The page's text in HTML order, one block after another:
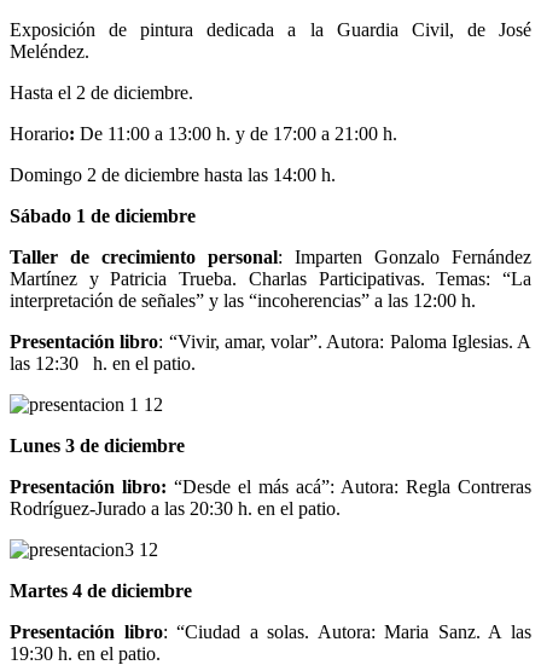
Exposición de pintura dedicada a la Guardia Civil, de José
Meléndez.
Hasta el 2 de diciembre.
Horario: De 11:00 a 13:00 h. y de 17:00 a 21:00 h.
Domingo 2 de diciembre hasta las 14:00 h.
Sábado 1 de diciembre
Taller de crecimiento personal: Imparten Gonzalo Fernández
Martínez y Patricia Trueba. Charlas Participativas. Temas: “La
interpretación de señales” y las “incoherencias” a las 12:00 h.
Presentación libro: “Vivir, amar, volar”. Autora: Paloma Iglesias. A
las 12:30 h. en el patio.
Lunes 3 de diciembre
Presentación libro: “Desde el más acá”: Autora: Regla Contreras
Rodríguez-Jurado a las 20:30 h. en el patio.
Martes 4 de diciembre
Presentación libro: “Ciudad a solas. Autora: Maria Sanz. A las
19:30 h. en el patio.